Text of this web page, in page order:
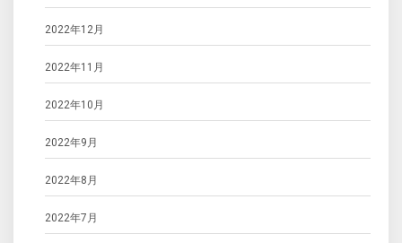
2022年12月
2022年11月
2022年10月
2022年9月
2022年8月
2022年7月